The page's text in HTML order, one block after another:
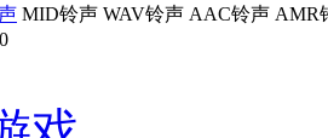
MID铃声 WAV铃声 AAC铃声 AMR